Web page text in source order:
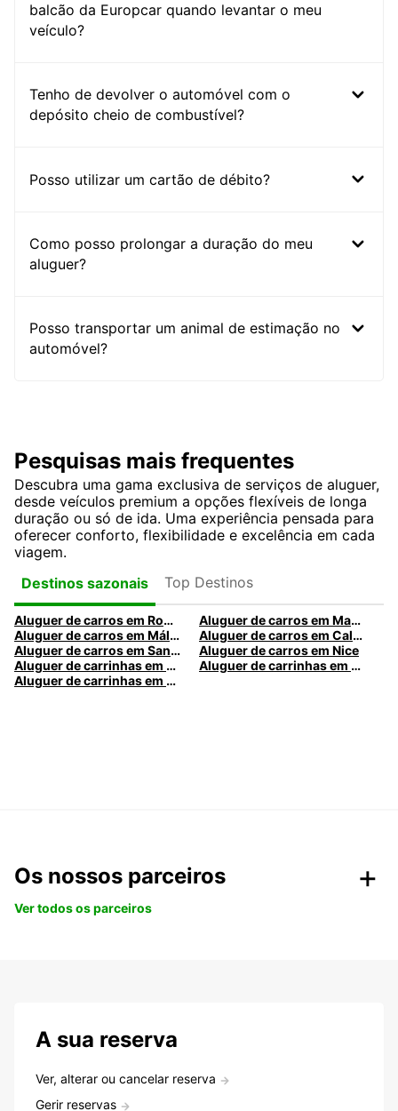
balcão da Europcar quando levantar o meu
veículo?
Tenho de devolver o automóvel com o
depósito cheio de combustível?
Posso utilizar um cartão de débito?
Como posso prolongar a duração do meu
aluguer?
Posso transportar um animal de estimação no
automóvel?
Pesquisas mais frequentes
Descubra uma gama exclusiva de serviços de aluguer,
desde veículos premium a opções flexíveis de longa
duração ou só de ida. Uma experiência pensada para
oferecer conforto, flexibilidade e excelência em cada
viagem.
Destinos sazonais
Top Destinos
Aluguer de carros em Roma
Aluguer de carros em Madrid
Aluguer de carros em Málaga
Aluguer de carros em Caldas da Rainha
Aluguer de carros em Santa Maria da Feira
Aluguer de carros em Nice
Aluguer de carrinhas em Nice
Aluguer de carrinhas em Santa Maria da Feira
Aluguer de carrinhas em Caldas da Rainha
Os nossos parceiros
Ver todos os parceiros
A sua reserva
Ver, alterar ou cancelar reserva
Gerir reservas